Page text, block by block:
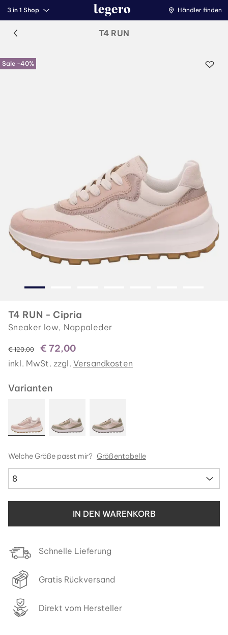
3 in 1 Shop Händler finden
T4 RUN
Sale -40%
T4 RUN - Cipria
Sneaker low, Nappaleder
statt
€ 120,00 € 72,00
inkl. MwSt. zzgl. Versandkosten
Varianten
Welche Größe passt mir? Größentabelle
8
IN DEN WARENKORB
Schnelle Lieferung
Gratis Rückversand
Direkt vom Hersteller